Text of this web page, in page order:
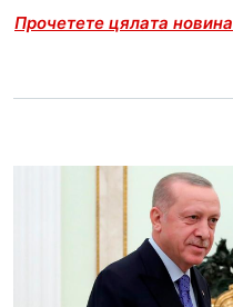
Прочетете цялата новина